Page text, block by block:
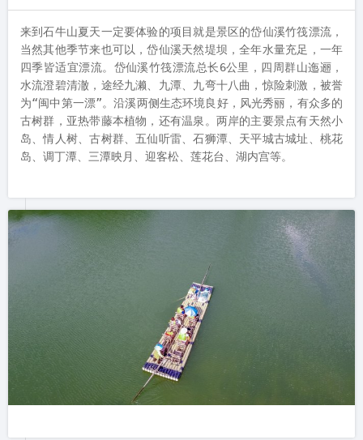
来到石牛山夏天一定要体验的项目就是景区的岱仙溪竹筏漂流，
当然其他季节来也可以，岱仙溪天然堤坝，全年水量充足，一年
四季皆适宜漂流。岱仙溪竹筏漂流总长6公里，四周群山迤逦，
水流澄碧清澈，途经九濑、九潭、九弯十八曲，惊险刺激，被誉
为“闽中第一漂”。沿溪两侧生态环境良好，风光秀丽，有众多的
古树群，亚热带藤本植物，还有温泉。两岸的主要景点有天然小
岛、情人树、古树群、五仙听雷、石狮潭、天平城古城址、桃花
岛、调丁潭、三潭映月、迎客松、莲花台、湖内宫等。